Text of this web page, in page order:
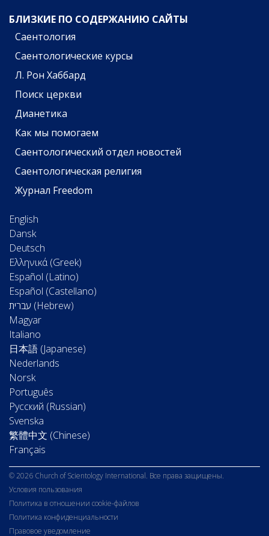
БЛИЗКИЕ ПО СОДЕРЖАНИЮ САЙТЫ
Саентология
Саентологические курсы
Л. Рон Хаббард
Поиск церкви
Дианетика
Как мы помогаем
Саентологический отдел новостей
Саентологическая религия
Журнал Freedom
English
Dansk
Deutsch
Ελληνικά (Greek)
Español (Latino)
Español (Castellano)
Magyar
Italiano
日本語 (Japanese)
Nederlands
Norsk
Português
Русский (Russian)
Svenska
繁體中文 (Chinese)
Français
© 2026 Church of Scientology International. Все права защищены.
Условия пользования
Политика в отношении cookie-файлов
Политика конфиденциальности
Правовое уведомление